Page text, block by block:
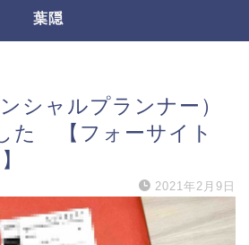
葉隠
シャルプランナー）
た 【フォーサイト
2021年2月9日